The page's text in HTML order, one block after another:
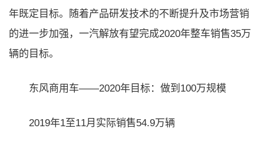
年既定目标。随着产品研发技术的不断提升及市场营销
的进一步加强，一汽解放有望完成2020年整车销售35万
辆的目标。
东风商用车——2020年目标：做到100万规模
2019年1至11月实际销售54.9万辆